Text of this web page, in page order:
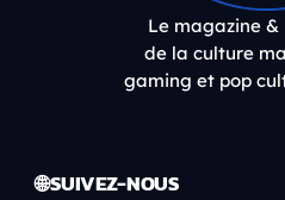
Le magazine
de la culture
gaming et pop
🌐 SUIVEZ-NOUS